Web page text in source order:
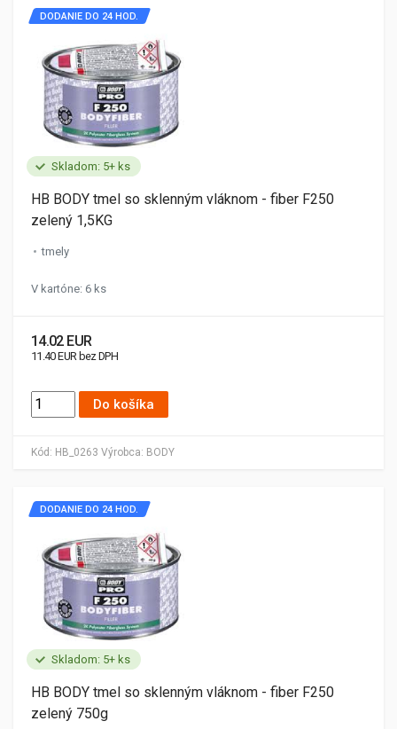
Skladom: 5+ ks
Kód: HB_0263 Výrobca: BODY
DODANIE DO 24 HOD.
HB BODY tmel so sklenným vláknom - fiber F250
zelený 1,5KG
tmely
V kartóne: 6 ks
14.02 EUR
11.40 EUR bez DPH
Do košíka
Skladom: 5+ ks
DODANIE DO 24 HOD.
HB BODY tmel so sklenným vláknom - fiber F250
zelený 750g